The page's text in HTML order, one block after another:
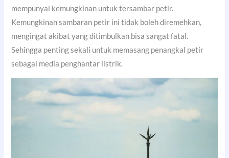
mempunyai kemungkinan untuk tersambar petir.
Kemungkinan sambaran petir ini tidak boleh diremehkan,
mengingat akibat yang ditimbulkan bisa sangat fatal.
Sehingga penting sekali untuk memasang penangkal petir
sebagai media penghantar listrik.